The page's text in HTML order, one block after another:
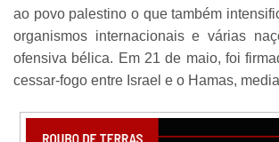
ao povo palestino o que também
organismos internacionais e várias
ofensiva bélica. Em 21 de maio, foi
cessar-fogo entre Israel e o Hamas,